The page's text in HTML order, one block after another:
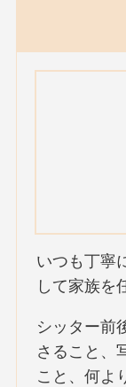
いつも丁寧
して家族を
シッター前
さること、
こと、何よ